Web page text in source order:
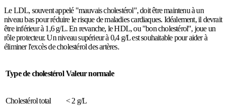
Le LDL, souvent appelé "mauvais cholestérol", doit être maintenu à un
niveau bas pour réduire le risque de maladies cardiaques. Idéalement, il devrait
être inférieur à 1,6 g/L. En revanche, le HDL, ou "bon cholestérol", joue un
rôle protecteur. Un niveau supérieur à 0,4 g/L est souhaitable pour aider à
éliminer l'excès de cholestérol des artères.
Type de cholestérol Valeur normale
Cholestérol total < 2 g/L